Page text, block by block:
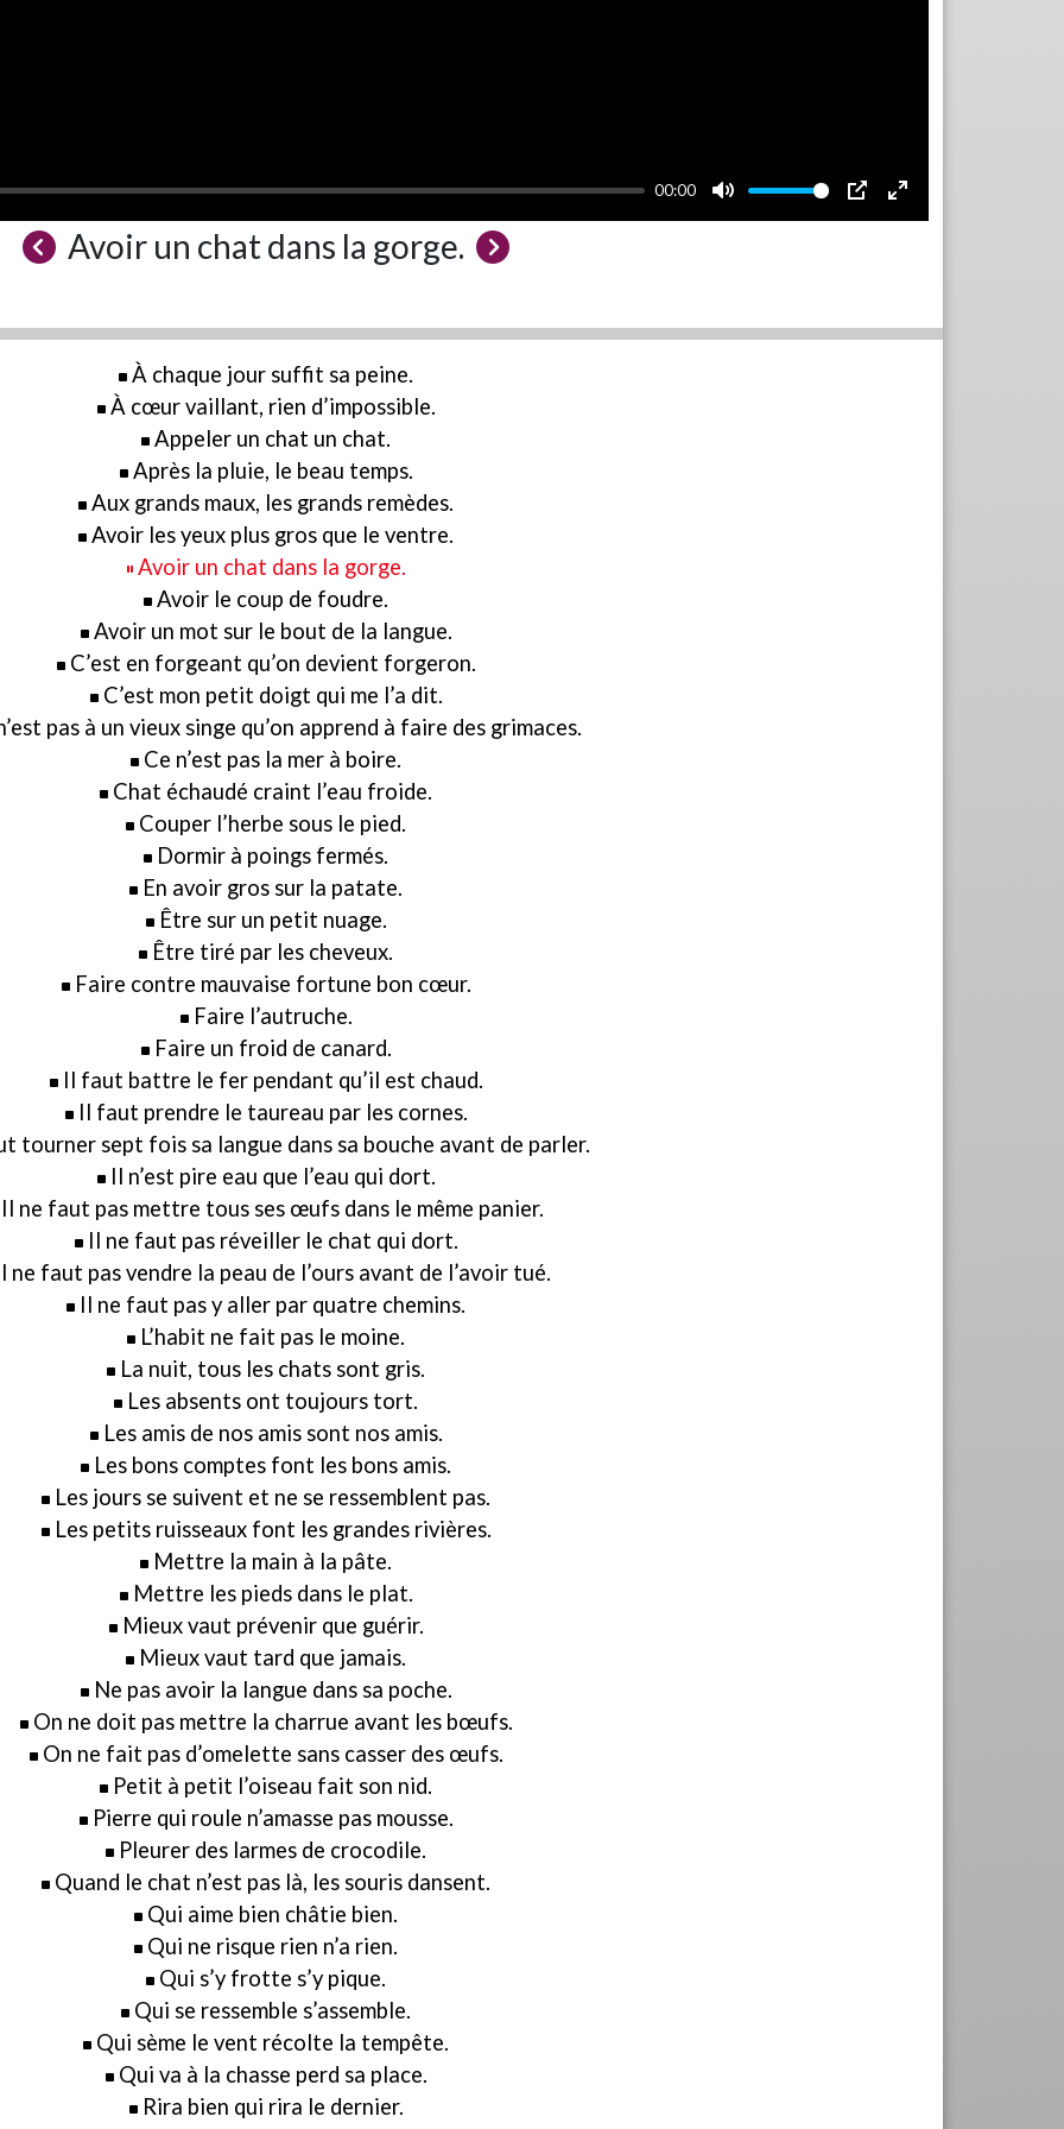
00:00
Mute PIP Enter
Avoir un chat dans la gorge.
À chaque jour suffit sa peine.
À cœur vaillant, rien d’impossible.
Appeler un chat un chat.
Après la pluie, le beau temps.
Aux grands maux, les grands remèdes.
Avoir les yeux plus gros que le ventre.
Avoir un chat dans la gorge.
Avoir le coup de foudre.
Avoir un mot sur le bout de la langue.
C’est en forgeant qu’on devient forgeron.
C’est mon petit doigt qui me l’a dit.
pas à un vieux singe qu’on apprend à faire des grimaces.
Ce n’est pas la mer à boire.
Chat échaudé craint l’eau froide.
Couper l’herbe sous le pied.
Dormir à poings fermés.
En avoir gros sur la patate.
Être sur un petit nuage.
Être tiré par les cheveux.
Faire contre mauvaise fortune bon cœur.
Faire l’autruche.
Faire un froid de canard.
Il faut battre le fer pendant qu’il est chaud.
Il faut prendre le taureau par les cornes.
tourner sept fois sa langue dans sa bouche avant de parler.
Il n’est pire eau que l’eau qui dort.
Il ne faut pas mettre tous ses œufs dans le même panier.
Il ne faut pas réveiller le chat qui dort.
ne faut pas vendre la peau de l’ours avant de l’avoir tué.
Il ne faut pas y aller par quatre chemins.
L’habit ne fait pas le moine.
La nuit, tous les chats sont gris.
Les absents ont toujours tort.
Les amis de nos amis sont nos amis.
Les bons comptes font les bons amis.
Les jours se suivent et ne se ressemblent pas.
Les petits ruisseaux font les grandes rivières.
Mettre la main à la pâte.
Mettre les pieds dans le plat.
Mieux vaut prévenir que guérir.
Mieux vaut tard que jamais.
Ne pas avoir la langue dans sa poche.
On ne doit pas mettre la charrue avant les bœufs.
On ne fait pas d’omelette sans casser des œufs.
Petit à petit l’oiseau fait son nid.
Pierre qui roule n’amasse pas mousse.
Pleurer des larmes de crocodile.
Quand le chat n’est pas là, les souris dansent.
Qui aime bien châtie bien.
Qui ne risque rien n’a rien.
Qui s’y frotte s’y pique.
Qui se ressemble s’assemble.
Qui sème le vent récolte la tempête.
Qui va à la chasse perd sa place.
Rira bien qui rira le dernier.